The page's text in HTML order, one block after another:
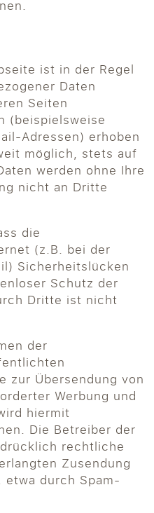
ist in der Regel
Daten
Seiten
(beispielsweise
Adressen) erhoben
möglich, stets auf
werden ohne Ihre
nicht an Dritte
die
(z.B. bei der
Sicherheitslücken
Schutz der
Dritte ist nicht
der
zur Übersendung von
Werbung und
hiermit
Die Betreiber der
rechtliche
Zusendung
etwa durch Spam-